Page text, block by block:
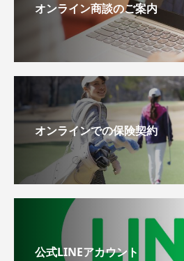
オンライン商談のご案内
オンラインでの保険契約
公式LINEアカウント